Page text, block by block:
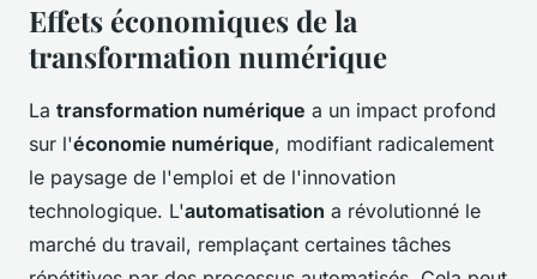
Effets économiques de la
transformation numérique
La transformation numérique a un impact profond
sur l'économie numérique, modifiant radicalement
le paysage de l'emploi et de l'innovation
technologique. L'automatisation a révolutionné le
marché du travail, remplaçant certaines tâches